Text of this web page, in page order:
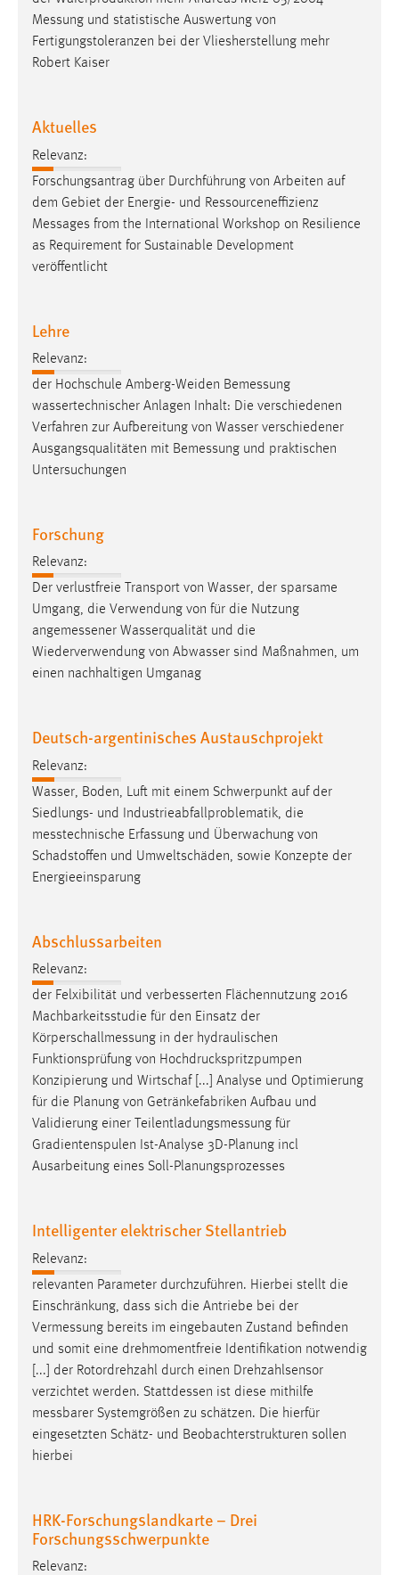
Messung und statistische Auswertung von
Fertigungstoleranzen bei der Vliesherstellung mehr
Robert Kaiser
Aktuelles
Relevanz:
Forschungsantrag über Durchführung von Arbeiten auf
dem Gebiet der Energie- und Ressourceneffizienz
Messages from the International Workshop on Resilience
as Requirement for Sustainable Development
veröffentlicht
Lehre
Relevanz:
der Hochschule Amberg-Weiden Bemessung
wassertechnischer Anlagen Inhalt: Die verschiedenen
Verfahren zur Aufbereitung von Wasser verschiedener
Ausgangsqualitäten mit Bemessung und praktischen
Untersuchungen
Forschung
Relevanz:
Der verlustfreie Transport von Wasser, der sparsame
Umgang, die Verwendung von für die Nutzung
angemessener Wasserqualität und die
Wiederverwendung von Abwasser sind Maßnahmen, um
einen nachhaltigen Umganag
Deutsch-argentinisches Austauschprojekt
Relevanz:
Wasser, Boden, Luft mit einem Schwerpunkt auf der
Siedlungs- und Industrieabfallproblematik, die
messtechnische Erfassung und Überwachung von
Schadstoffen und Umweltschäden, sowie Konzepte der
Energieeinsparung
Abschlussarbeiten
Relevanz:
der Felxibilität und verbesserten Flächennutzung 2016
Machbarkeitsstudie für den Einsatz der
Körperschallmessung in der hydraulischen
Funktionsprüfung von Hochdruckspritzpumpen
Konzipierung und Wirtschaf [...] Analyse und Optimierung
für die Planung von Getränkefabriken Aufbau und
Validierung einer
Teilentladungsmessung für
Gradientenspulen Ist-Analyse 3D-Planung incl
Ausarbeitung eines Soll-Planungsprozesses
Intelligenter elektrischer Stellantrieb
Relevanz:
relevanten Parameter durchzuführen. Hierbei stellt die
Einschränkung, dass sich die Antriebe bei der
Vermessung bereits im eingebauten Zustand befinden
und somit eine drehmomentfreie Identifikation notwendig
[...] der Rotordrehzahl durch einen Drehzahlsensor
verzichtet werden. Stattdessen ist diese mithilfe
messbarer Systemgrößen zu schätzen. Die hierfür
eingesetzten Schätz- und Beobachterstrukturen sollen
hierbei
HRK-Forschungslandkarte – Drei
Forschungsschwerpunkte
Relevanz: